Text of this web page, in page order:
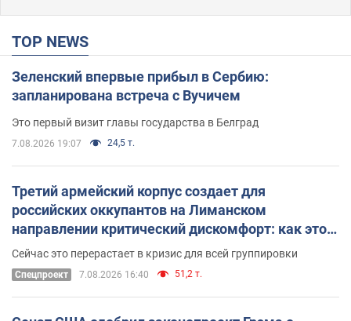
TOP NEWS
Зеленский впервые прибыл в Сербию:
запланирована встреча с Вучичем
Это первый визит главы государства в Белград
7.08.2026 19:07 24,5 т.
Третий армейский корпус создает для
российских оккупантов на Лиманском
направлении критический дискомфорт: как это
удалось
Сейчас это перерастает в кризис для всей группировки
Спецпроект 7.08.2026 16:40 51,2 т.